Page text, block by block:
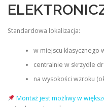
Standardowa lokalizacja:
w miejscu klasycznego
centralnie w skrzydle
na wysokości wzroku
Montaż jest możliwy w